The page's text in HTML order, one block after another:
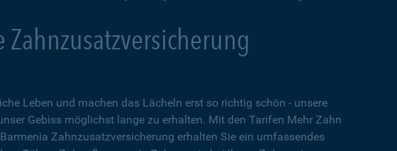
Leben und machen das Lächeln erst so richtig schön - unsere
Gebiss möglichst lange zu erhalten. Mit den Tarifen Mehr Zahn
Zahnzusatzversicherung erhalten Sie ein umfassendes